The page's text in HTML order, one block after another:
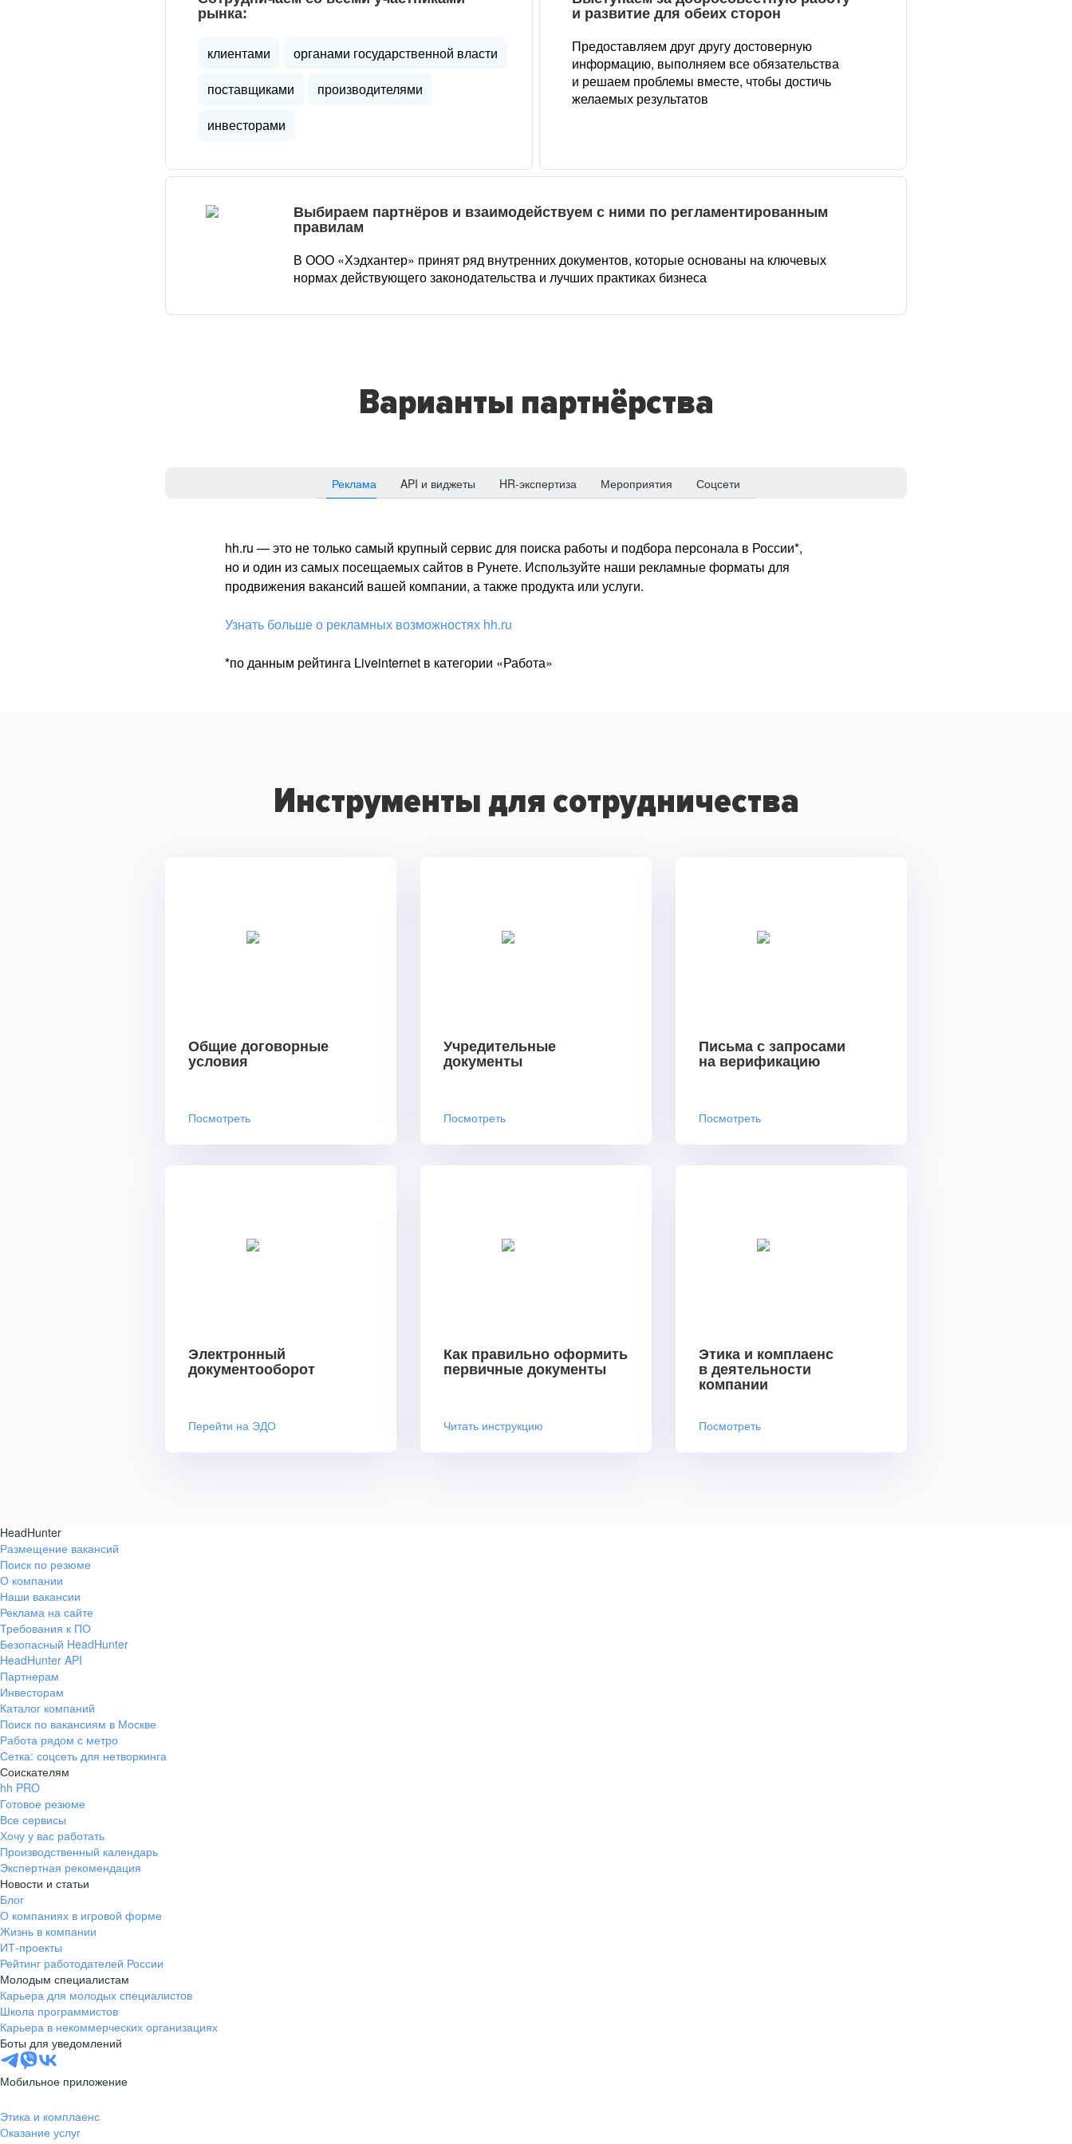
рынка:
клиентами
органами государственной власти
поставщиками
производителями
инвесторами
и развитие для обеих сторон
Предоставляем друг другу достоверную
информацию, выполняем все обязательства
и решаем проблемы вместе, чтобы достичь
желаемых результатов
Выбираем партнёров и взаимодействуем с ними по регламентированным
правилам
В ООО «Хэдхантер» принят ряд внутренних документов, которые основаны на ключевых
нормах действующего законодательства и лучших практиках бизнеса
Варианты партнёрства
Реклама API и виджеты HR-экспертиза Мероприятия Соцсети
hh.ru — это не только самый крупный сервис для поиска работы и подбора персонала в России*,
но и один из самых посещаемых сайтов в Рунете. Используйте наши рекламные форматы для
продвижения вакансий вашей компании, а также продукта или услуги.
Узнать больше о рекламных возможностях hh.ru
*по данным рейтинга Liveinternet в категории «Работа»
Инструменты для сотрудничества
Общие договорные
условия
Посмотреть
Учредительные
документы
Посмотреть
Письма с запросами
на верификацию
Посмотреть
Электронный
документооборот
Перейти на ЭДО
Как правильно оформить
первичные документы
Читать инструкцию
Этика и комплаенс
в деятельности
компании
Посмотреть
HeadHunter
Размещение вакансий
Поиск по резюме
О компании
Наши вакансии
Реклама на сайте
Требования к ПО
Безопасный HeadHunter
HeadHunter API
Партнерам
Инвесторам
Каталог компаний
Поиск по вакансиям в Москве
Работа рядом с метро
Сетка: соцсеть для нетворкинга
Соискателям
hh PRO
Готовое резюме
Все сервисы
Хочу у вас работать
Производственный календарь
Экспертная рекомендация
Новости и статьи
Блог
О компаниях в игровой форме
Жизнь в компании
ИТ-проекты
Рейтинг работодателей России
Молодым специалистам
Карьера для молодых специалистов
Школа программистов
Карьера в некоммерческих организациях
Боты для уведомлений
Мобильное приложение
Этика и комплаенс
Оказание услуг